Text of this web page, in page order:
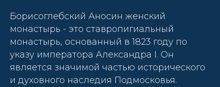
Борисоглебский Аносин женский
монастырь - это ставропигиальный
монастырь, основанный в 1823 году по
указу императора Александра I. Он
является значимой частью исторического
и духовного наследия Подмосковья.